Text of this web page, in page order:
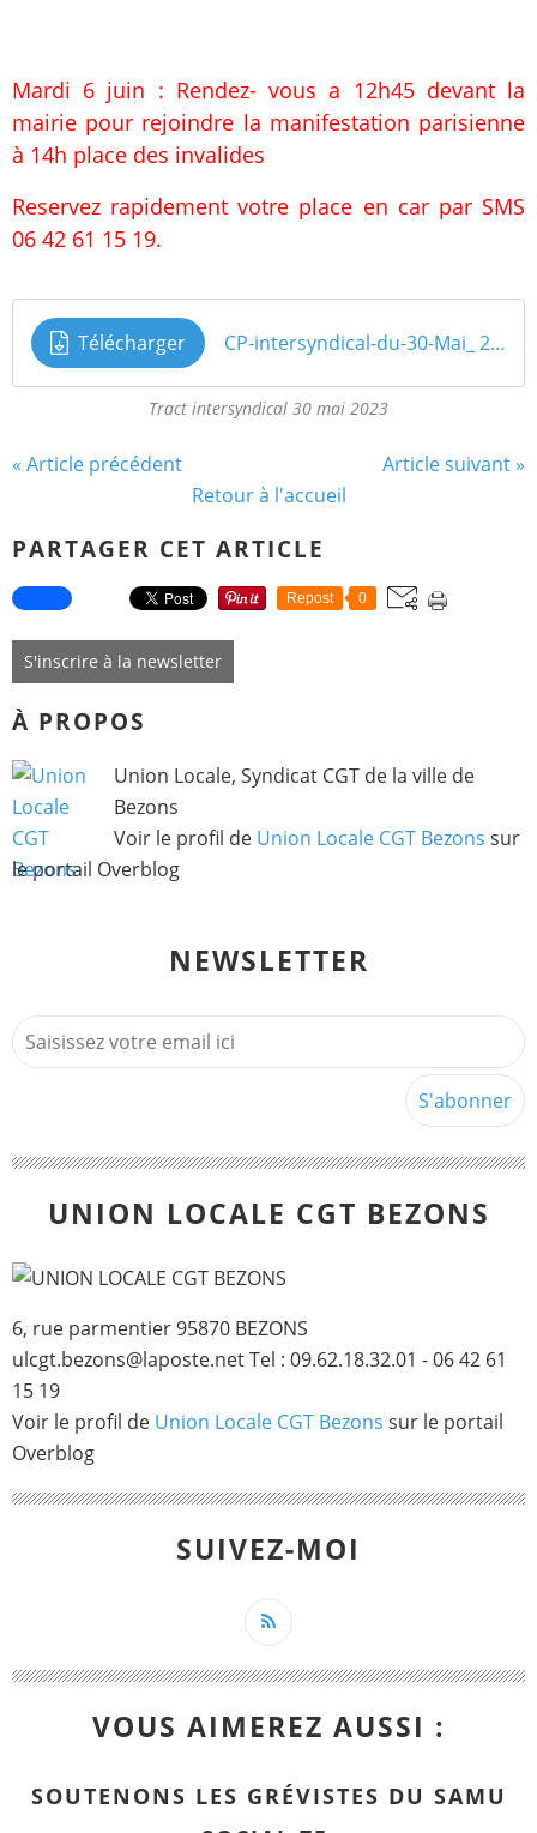
Mardi 6 juin : Rendez- vous a 12h45 devant la
mairie pour rejoindre la manifestation parisienne
à 14h place des invalides
Reservez rapidement votre place en car par SMS
06 42 61 15 19.
Télécharger CP-intersyndical-du-30-Mai_ 2023
Tract intersyndical 30 mai 2023
« Article précédent
Article suivant »
Retour à l'accueil
PARTAGER CET ARTICLE
Repost 0
S'inscrire à la newsletter
À PROPOS
Union Locale, Syndicat CGT de la ville de
Bezons
Voir le profil de Union Locale CGT Bezons sur
le portail Overblog
NEWSLETTER
UNION LOCALE CGT BEZONS
6, rue parmentier 95870 BEZONS
ulcgt.bezons@laposte.net Tel : 09.62.18.32.01 - 06 42 61
15 19
Voir le profil de Union Locale CGT Bezons sur le portail
Overblog
SUIVEZ-MOI
VOUS AIMEREZ AUSSI :
SOUTENONS LES GRÉVISTES DU SAMU